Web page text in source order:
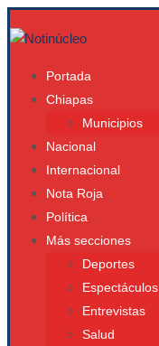
Portada
Chiapas
Municipios
Nacional
Internacional
Nota Roja
Política
Más secciones
Deportes
Espectáculos
Entrevistas
Salud